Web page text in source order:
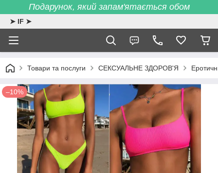
Подарунок, який запам'ятається обом
➤ IF ➤
Товари та послуги СЕКСУАЛЬНЕ ЗДОРОВ'Я
–10%